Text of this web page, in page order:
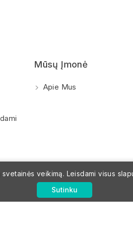
Mūsų Įmonė
Apie Mus
veikimą. Leisdami visus
Sutinku